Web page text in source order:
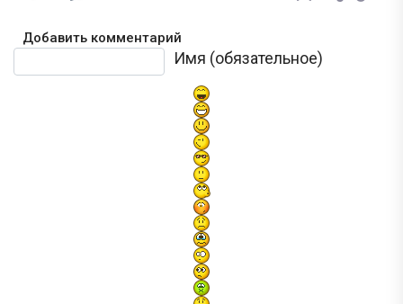
Добавить комментарий
Имя (обязательное)